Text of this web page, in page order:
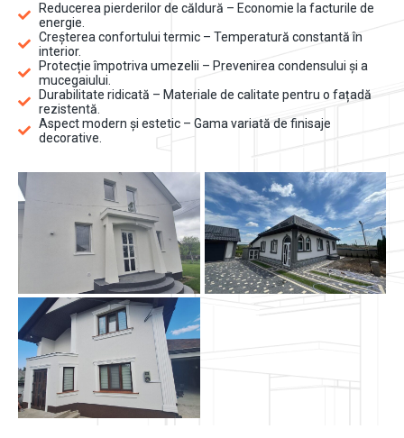
Reducerea pierderilor de căldură – Economie la facturile de
energie.
Creșterea confortului termic – Temperatură constantă în
interior.
Protecție împotriva umezelii – Prevenirea condensului și a
mucegaiului.
Durabilitate ridicată – Materiale de calitate pentru o fațadă
rezistentă.
Aspect modern și estetic – Gama variată de finisaje
decorative.